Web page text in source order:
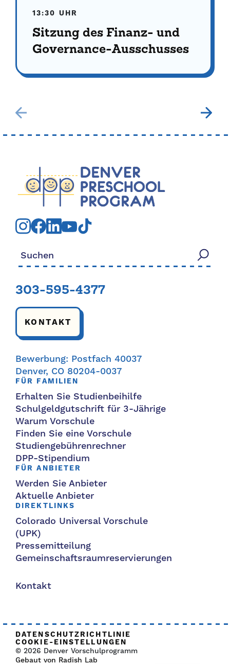
13:30 UHR
Sitzung des Finanz- und
Governance-Ausschusses
Suchen nach:
303-595-4377
KONTAKT
Bewerbung: Postfach 40037
Denver, CO 80204-0037
FÜR FAMILIEN
Erhalten Sie Studienbeihilfe
Schulgeldgutschrift für 3-Jährige
Warum Vorschule
Finden Sie eine Vorschule
Studiengebührenrechner
DPP-Stipendium
FÜR ANBIETER
Werden Sie Anbieter
Aktuelle Anbieter
DIREKTLINKS
Colorado Universal Vorschule
(UPK)
Pressemitteilung
Gemeinschaftsraumreservierungen
Kontakt
DATENSCHUTZRICHTLINIE
COOKIE-EINSTELLUNGEN
© 2026 Denver Vorschulprogramm
Gebaut von Radish Lab